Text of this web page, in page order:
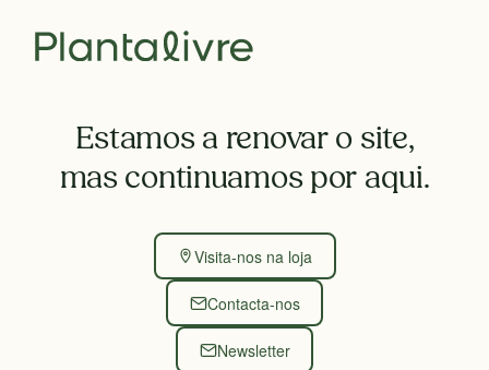
Estamos a renovar o site,
mas continuamos por aqui.
Visita-nos na loja
Contacta-nos
Newsletter